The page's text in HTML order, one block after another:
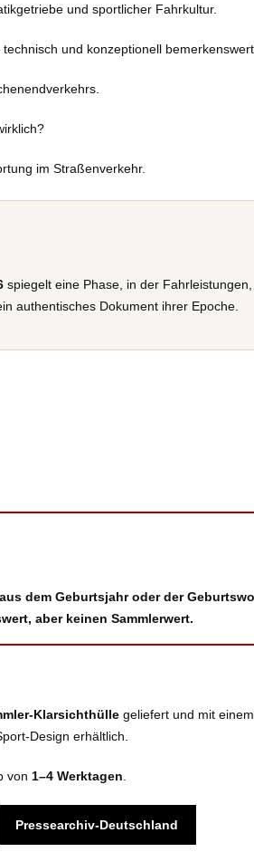
und sportlicher Fahrkultur.
und konzeptionell bemerkenswert.
im Straßenverkehr.
spiegelt eine Phase, in der
authentisches Dokument ihrer Epoche.
dem Geburtsjahr oder der
aber keinen Sammlerwert.
Klarsichthülle geliefert und mit einem
Design erhältlich.
von 1–4 Werktagen
Pressearchiv-Deutschland